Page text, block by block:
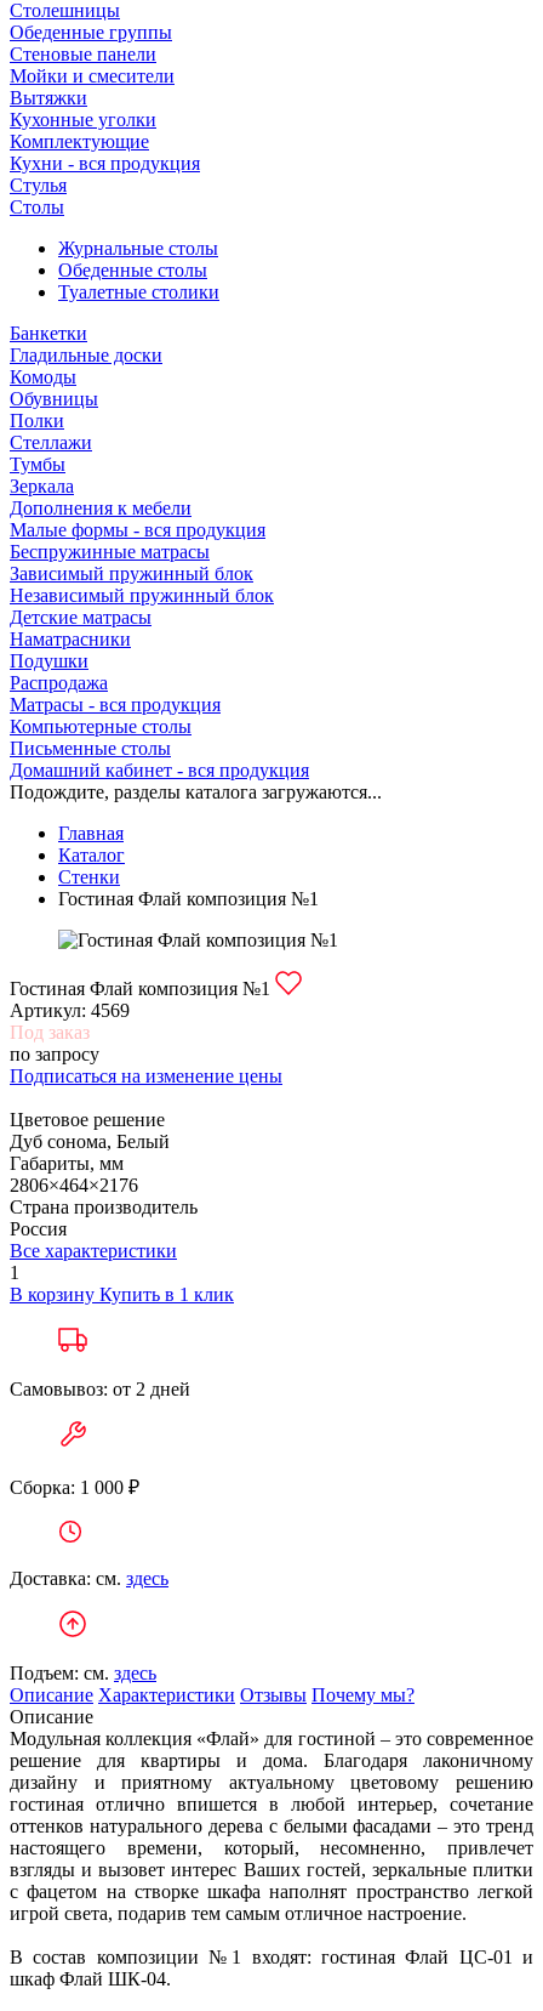
Столешницы
Обеденные группы
Стеновые панели
Мойки и смесители
Вытяжки
Кухонные уголки
Комплектующие
Кухни - вся продукция
Стулья
Столы
Журнальные столы
Обеденные столы
Туалетные столики
Банкетки
Гладильные доски
Комоды
Обувницы
Полки
Стеллажи
Тумбы
Зеркала
Дополнения к мебели
Малые формы - вся продукция
Беспружинные матрасы
Зависимый пружинный блок
Независимый пружинный блок
Детские матрасы
Наматрасники
Подушки
Распродажа
Матрасы - вся продукция
Компьютерные столы
Письменные столы
Домашний кабинет - вся продукция
Подождите, разделы каталога загружаются...
Главная
Каталог
Стенки
Гостиная Флай композиция №1
Гостиная Флай композиция №1
Артикул: 4569
Под заказ
по запросу
Подписаться на изменение цены
Цветовое решение
Дуб сонома, Белый
Габариты, мм
2806×464×2176
Страна производитель
Россия
Все характеристики
1
В корзину Купить в 1 клик
Самовывоз: от 2 дней
Сборка: 1 000 ₽
Доставка: см. здесь
Подъем: см. здесь
Описание Характеристики Отзывы Почему мы?
Описание
Модульная коллекция «Флай» для гостиной – это современное
решение для квартиры и дома. Благодаря лаконичному
дизайну и приятному актуальному цветовому решению
гостиная отлично впишется в любой интерьер, сочетание
оттенков натурального дерева с белыми фасадами – это тренд
настоящего времени, который, несомненно, привлечет
взгляды и вызовет интерес Ваших гостей, зеркальные плитки
с фацетом на створке шкафа наполнят пространство легкой
игрой света, подарив тем самым отличное настроение.
​В состав композиции №1
входят: гостиная Флай ЦС-01 и
шкаф Флай ШК-04.